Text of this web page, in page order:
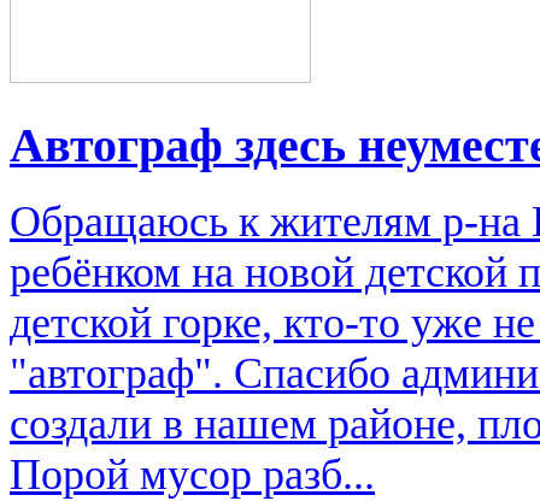
Автограф здесь
Обращаюсь к жителям р-на
ребёнком на новой
детской горке, кто-то уже
"автограф". Спасибо
создали в нашем районе,
Порой мусор разб...